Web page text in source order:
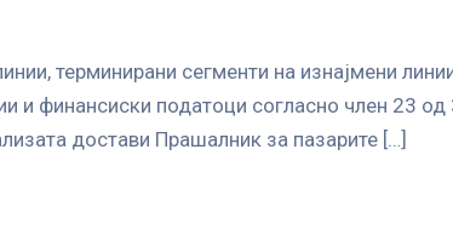
терминирани сегменти на изнајмени
финансиски податоци согласно член 23 од
достави Прашалник за пазарите […]